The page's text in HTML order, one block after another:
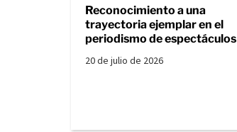
Reconocimiento a una
trayectoria ejemplar en el
periodismo de espectáculos
20 de julio de 2026